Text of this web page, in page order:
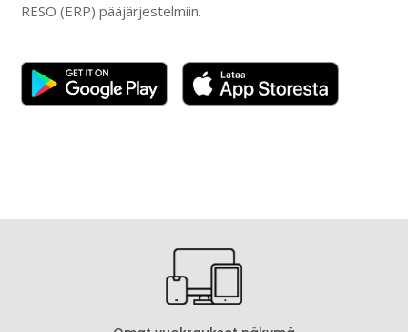
RESO (ERP) pääjärjestelmiin.